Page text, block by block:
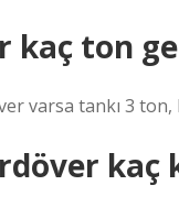
kaç ton
varsa tankı 3
kaç